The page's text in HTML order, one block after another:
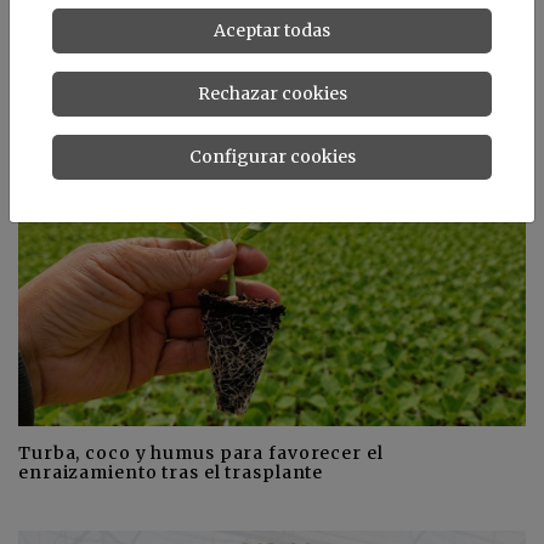
Informaciones relacionadas
https://www.tecnologiahorticola.com/projar/
Turba, coco y humus para favorecer el
enraizamiento tras el trasplante
Aceptar todas
Rechazar cookies
Configurar cookies